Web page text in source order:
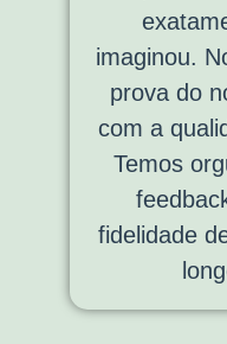
imaginou.
prova do
com a
Temos
fidelidade